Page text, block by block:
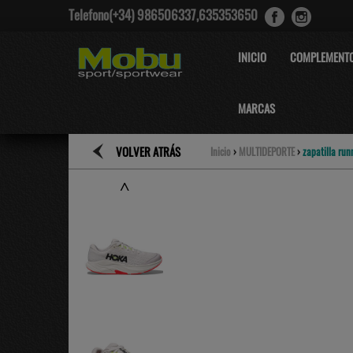
Telefono(+34) 986506337,635353650
INICIO
MARCAS
VOLVER ATRÁS Inicio › MULTIDEPORTE ›zapatilla
˄